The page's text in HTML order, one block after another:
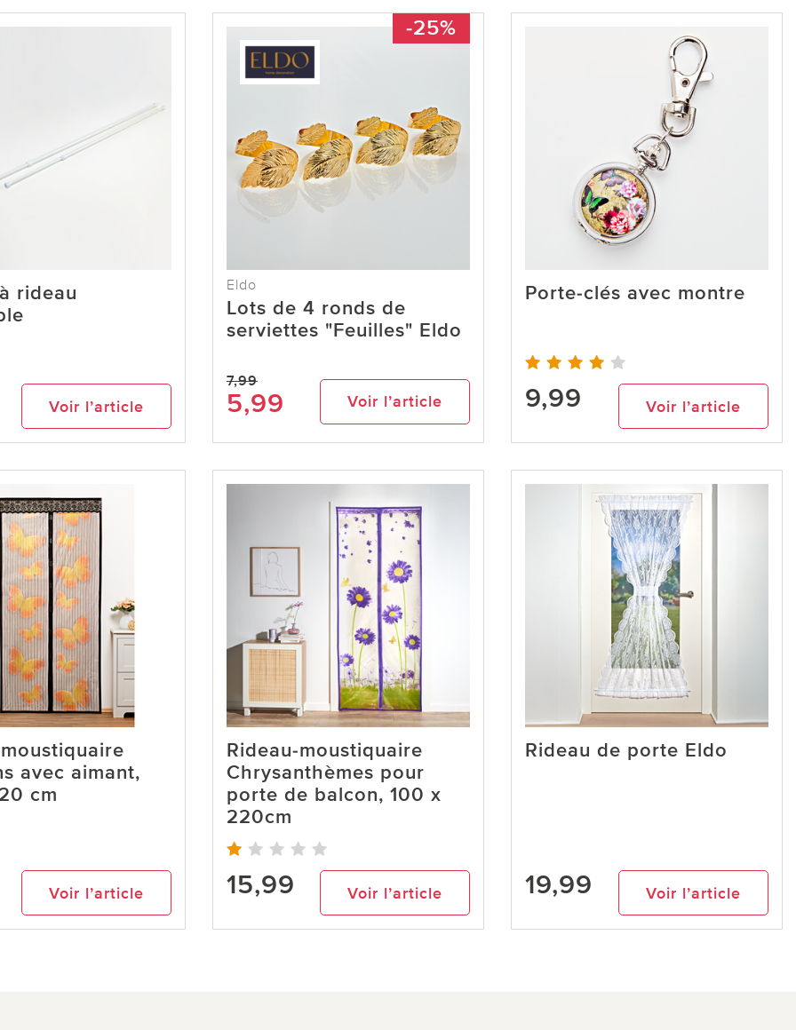
rideau
Voir l’article
-25%
Eldo
Lots de 4 ronds de
serviettes "Feuilles" Eldo
7,99
5,99 Voir l’article
Porte-clés avec montre
9,99 Voir l’article
avec aimant,
cm
Voir l’article
Rideau-moustiquaire
Chrysanthèmes pour
porte de balcon, 100 x
220cm
15,99 Voir l’article
Rideau de porte Eldo
19,99 Voir l’article